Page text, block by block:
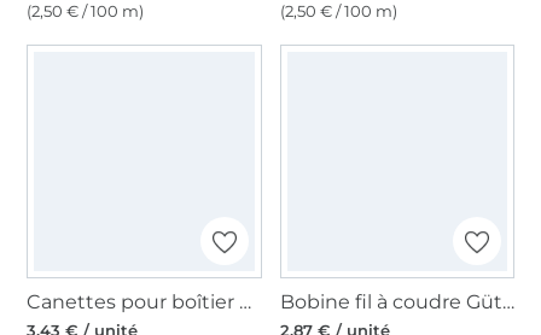
(2,50 € / 100 m)
(2,50 € / 100 m)
Canettes pour boîtier horizontal Ø 20,5 mm
3,43 € / unité
Bobine fil à coudre Gütermann 500m polyester Toldi, (046) rouge foncé
2,87 € / unité